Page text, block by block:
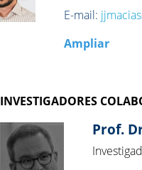
E-mail:
Ampliar
INVESTIGADORES
Prof.